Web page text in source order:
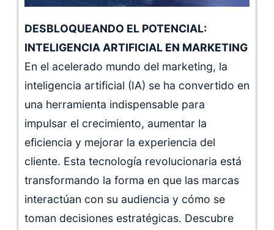
DESBLOQUEANDO EL POTENCIAL:
INTELIGENCIA ARTIFICIAL EN MARKETING
En el acelerado mundo del marketing, la
inteligencia artificial (IA) se ha convertido en
una herramienta indispensable para
impulsar el crecimiento, aumentar la
eficiencia y mejorar la experiencia del
cliente. Esta tecnología revolucionaria está
transformando la forma en que las marcas
interactúan con su audiencia y cómo se
toman decisiones estratégicas. Descubre